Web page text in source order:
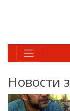
Новости